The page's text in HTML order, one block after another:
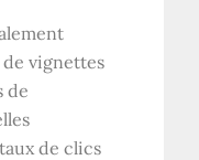
vignettes
de
de clics